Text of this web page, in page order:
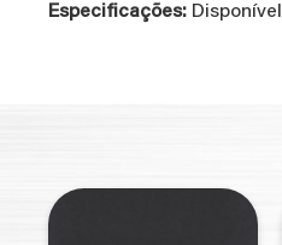
Especificações: